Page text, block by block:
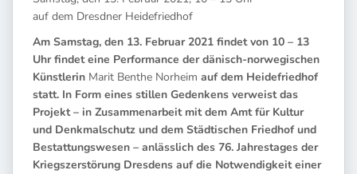
auf dem Dresdner Heidefriedhof
Am Samstag, den 13. Februar 2021 findet von 10 – 13
Uhr findet eine Performance der dänisch-norwegischen
Künstlerin Marit Benthe Norheim auf dem Heidefriedhof
statt. In Form eines stillen Gedenkens verweist das
Projekt – in Zusammenarbeit mit dem Amt für Kultur
und Denkmalschutz und dem Städtischen Friedhof und
Bestattungswesen – anlässlich des 76. Jahrestages der
Kriegszerstörung Dresdens auf die Notwendigkeit einer